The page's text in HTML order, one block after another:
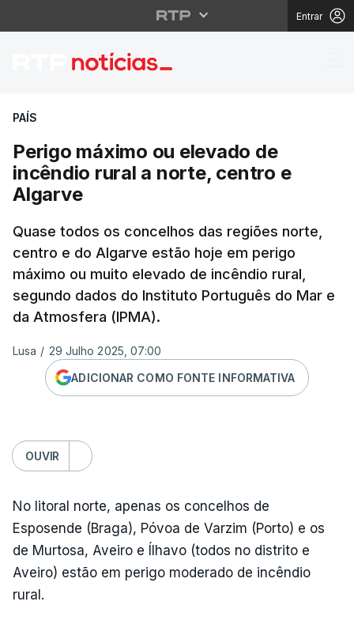
Entrar
Perigo máximo ou
PAÍS
Perigo máximo ou elevado de
incêndio rural a norte, centro e
Algarve
Quase todos os concelhos das regiões norte,
centro e do Algarve estão hoje em perigo
máximo ou muito elevado de incêndio rural,
segundo dados do Instituto Português do Mar e
da Atmosfera (IPMA).
Lusa / 29 Julho 2025, 07:00
ADICIONAR COMO FONTE INFORMATIVA
OUVIR
No litoral norte, apenas os concelhos de
Esposende (Braga), Póvoa de Varzim (Porto) e os
de Murtosa, Aveiro e Ílhavo (todos no distrito e
Aveiro) estão em perigo moderado de incêndio
rural.